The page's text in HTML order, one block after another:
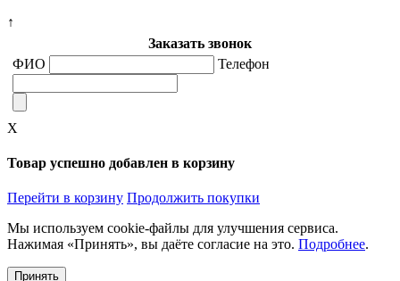
↑
Заказать звонок
ФИО
Телефон
X
Товар успешно добавлен в корзину
Перейти в корзину Продолжить покупки
Мы используем cookie-файлы для улучшения сервиса.
Нажимая «Принять», вы даёте согласие на это. Подробнее.
Принять